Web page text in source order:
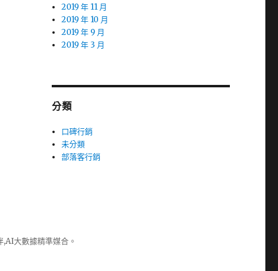
2019 年 11 月
2019 年 10 月
2019 年 9 月
2019 年 3 月
分類
口碑行銷
未分類
部落客行銷
大數據精準媒合。